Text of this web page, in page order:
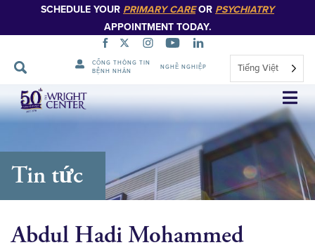
SCHEDULE YOUR PRIMARY CAREOR PSYCHIATRY
APPOINTMENT TODAY.
CỔNG THÔNG TIN
BỆNH NHÂN
NGHỀ NGHIỆP Tiếng Việt
Bỏ
qua
điều
Tin tức
Abdul Hadi Mohammed